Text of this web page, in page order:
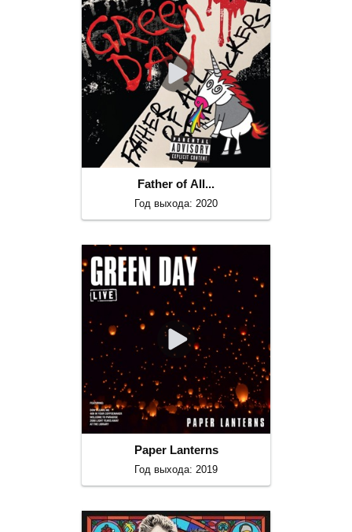
Father of All...
Год выхода: 2020
Paper Lanterns
Год выхода: 2019